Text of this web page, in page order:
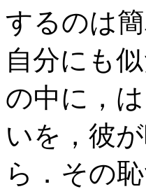
するのは
自分にも
の中に，
いを，彼
ら．その